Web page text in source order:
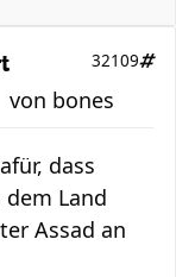
32109
von bones
dass
Land
Assad an